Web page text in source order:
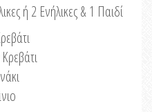
ή 2 Ενήλικες & 1 Παιδί